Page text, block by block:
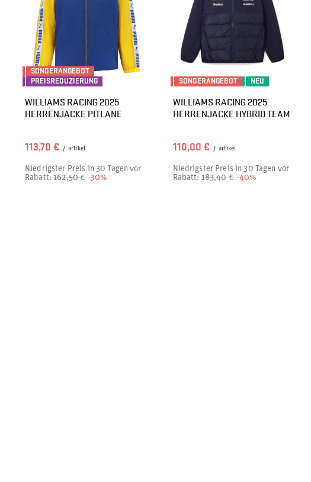
SONDERANGEBOT
PREISREDUZIERUNG
WILLIAMS RACING 2025
HERRENJACKE PITLANE
113,70 € / artikel
Niedrigster Preis in 30 Tagen vor
Rabatt:162,50 € -30%
SONDERANGEBOT NEU
WILLIAMS RACING 2025
HERRENJACKE HYBRID TEAM
110,00 € / artikel
Niedrigster Preis in 30 Tagen vor
Rabatt:183,40 € -40%